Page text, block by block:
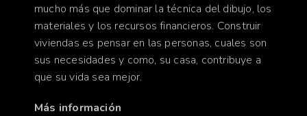
mucho más que dominar la técnica del dibujo, los
materiales y los recursos financieros. Construir
viviendas es pensar en las personas, cuales son
sus necesidades y como, su casa, contribuye a
que su vida sea mejor.
Más información